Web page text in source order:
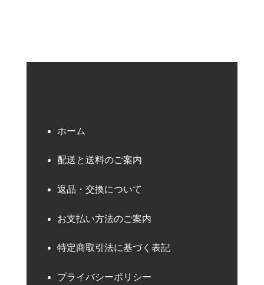
ホーム
配送と送料のご案内
返品・交換について
お支払い方法のご案内
特定商取引法に基づく表記
プライバシーポリシー